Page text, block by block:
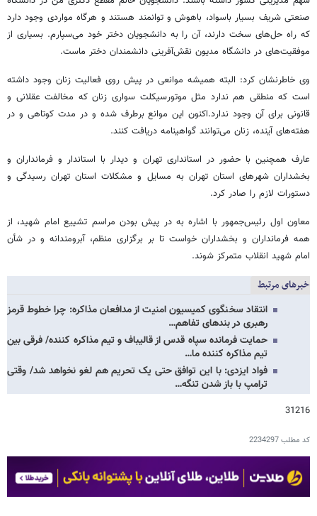
صنعتی شریف بسیار باسواد، باهوش و توانمند هستند و هرگاه مواردی وجود دارد
که راه حل‌های سخت دارند، آن را به دانشجویان دختر خود می‌سپارم. بسیاری از
موفقیت‌های در دانشگاه مدیون نقش‌آفرینی دانشمندان دختر ماست.
وی خاطرنشان کرد: البته همیشه موانعی در پیش روی فعالیت زنان وجود داشته
است که منطقی هم ندارد مثل موتورسیکلت سواری زنان که مخالفت عقلانی و
قانونی برای آن وجود ندارد.اکنون این موانع برطرف شده و در مدت کوتاهی و در
هفته‌های آینده، زنان می‌توانند گواهینامه دریافت کنند.
عارف همچنین با حضور در استانداری تهران و دیدار با استاندار و فرمانداران و
بخشداران شهرهای استان تهران به مسایل و مشکلات استان تهران رسیدگی و
دستورات لازم را صادر کرد.
معاون اول رئیس‌جمهور با اشاره به در پیش بودن مراسم تشییع امام شهید، از
همه فرمانداران و بخشداران خواست تا بر برگزاری منظم، آبرومندانه و در شأن
امام‌ شهید انقلاب متمرکز شوند.
خبرهای مرتبط
انتقاد سخنگوی کمیسیون امنیت از مدافعان مذاکره: چرا خطوط قرمز
رهبری در بندهای تفاهم…
حمایت فرمانده سپاه قدس از قالیباف و تیم مذاکره کننده/ فرقی بین
تیم مذاکره کننده ما…
فواد ایزدی: با این توافق حتی یک تحریم هم لغو نخواهد شد/ وقتی
ترامپ با باز شدن تنگه…
31216
کد مطلب2234297